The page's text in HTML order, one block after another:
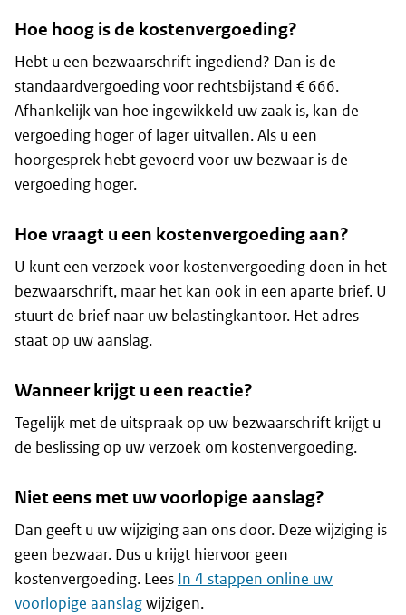
Hoe hoog is de kostenvergoeding?
Hebt u een bezwaarschrift ingediend? Dan is de
standaardvergoeding voor rechtsbijstand € 666.
Afhankelijk van hoe ingewikkeld uw zaak is, kan de
vergoeding hoger of lager uitvallen. Als u een
hoorgesprek hebt gevoerd voor uw bezwaar is de
vergoeding hoger.
Hoe vraagt u een kostenvergoeding aan?
U kunt een verzoek voor kostenvergoeding doen in het
bezwaarschrift, maar het kan ook in een aparte brief. U
stuurt de brief naar uw belastingkantoor. Het adres
staat op uw aanslag.
Wanneer krijgt u een reactie?
Tegelijk met de uitspraak op uw bezwaarschrift krijgt u
de beslissing op uw verzoek om kostenvergoeding.
Niet eens met uw voorlopige aanslag?
Dan geeft u uw wijziging aan ons door. Deze wijziging is
geen bezwaar. Dus u krijgt hiervoor geen
kostenvergoeding. Lees In 4 stappen online uw
voorlopige aanslagwijzigen.